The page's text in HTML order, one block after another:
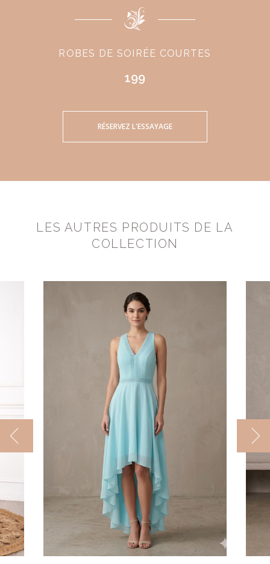
ROBES DE SOIRÉE COURTES
199
RÉSERVEZ L'ESSAYAGE
LES AUTRES PRODUITS DE LA
COLLECTION